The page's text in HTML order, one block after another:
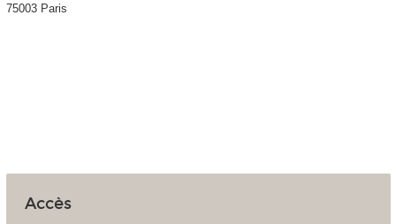
75003 Paris
Accès